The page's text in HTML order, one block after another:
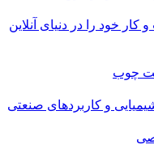
خود را در دنیای آنلاین
چوب
و کاربردهای صنعتی